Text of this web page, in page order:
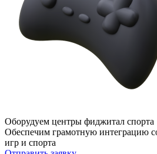
Оборудуем центры фиджитал спорта
Обеспечим грамотную интеграцию
игр и спорта